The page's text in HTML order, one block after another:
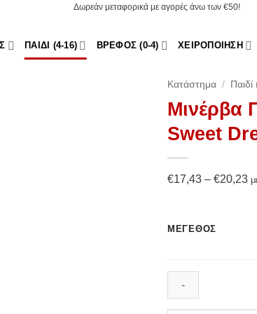
Δωρεάν μεταφορικά με αγορές άνω των €50!
ΠΑΙΔΊ (4-16) ΒΡΈΦΟΣ (0-4) ΧΕΙΡΟΠΟΊΗΣΗ
Κατάστημα /
Μινέρβα
Sweet
€17,43 – €20,23
ΜΈΓΕΘΟΣ